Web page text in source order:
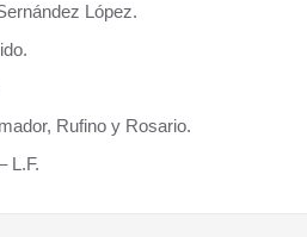
López.
Rufino y Rosario.
L.F.